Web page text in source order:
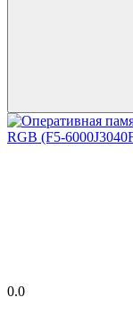
0.0